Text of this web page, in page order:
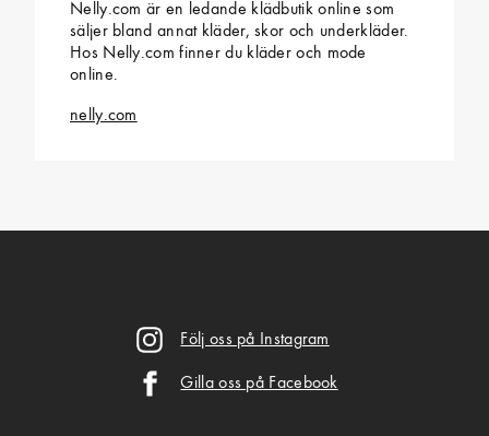
Nelly.com är en ledande klädbutik online som
säljer bland annat kläder, skor och underkläder.
Hos Nelly.com finner du kläder och mode
online.
nelly.com
Följ oss på Instagram
Gilla oss på Facebook